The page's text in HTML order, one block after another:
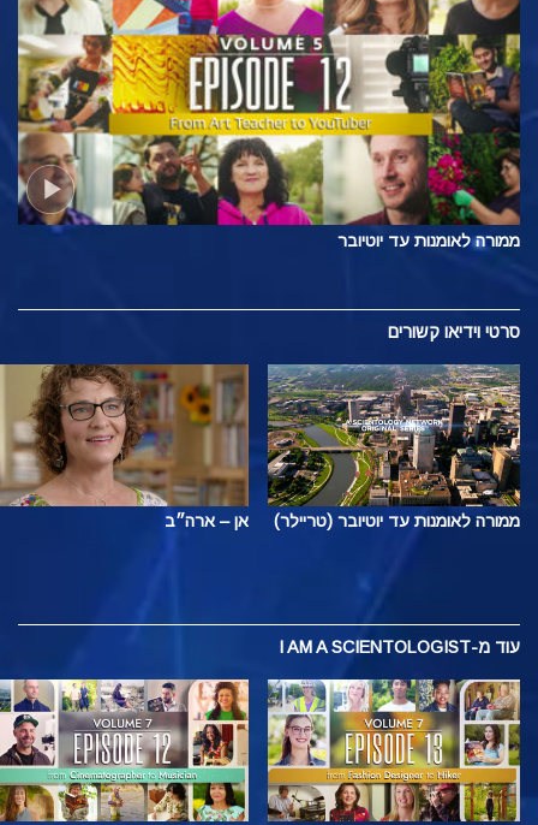
ממורה לאומנות עד יוטיובר
סרטי וידיאו קשורים
ממורה לאומנות עד יוטיובר (טריילר) אן – ארה״ב
עוד מ-I AM A SCIENTOLOGIST